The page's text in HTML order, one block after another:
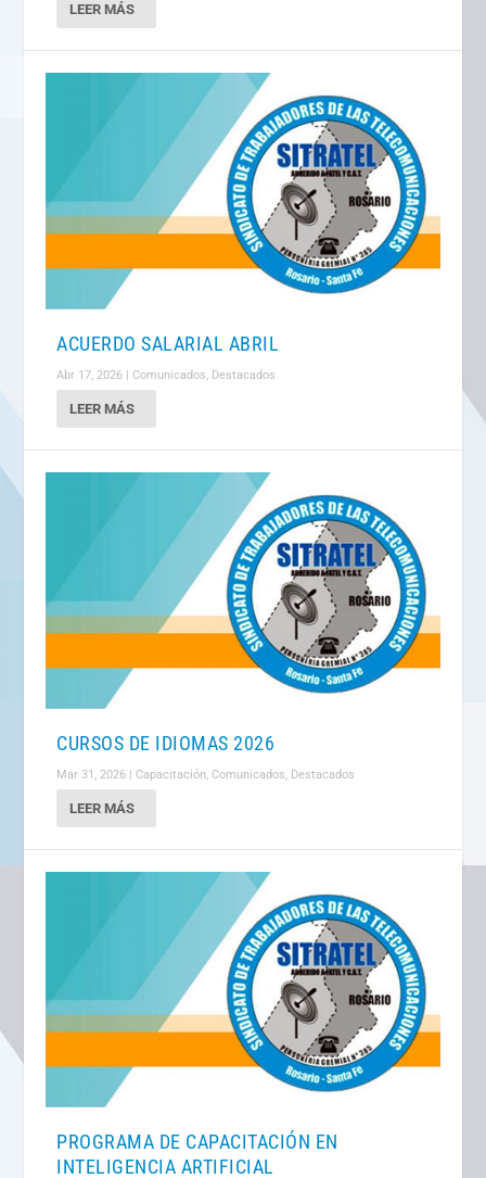
LEER MÁS
ACUERDO SALARIAL ABRIL
Abr 17, 2026 | Comunicados, Destacados
LEER MÁS
CURSOS DE IDIOMAS 2026
Mar 31, 2026 | Capacitación, Comunicados, Destacados
LEER MÁS
PROGRAMA DE CAPACITACIÓN EN
INTELIGENCIA ARTIFICIAL